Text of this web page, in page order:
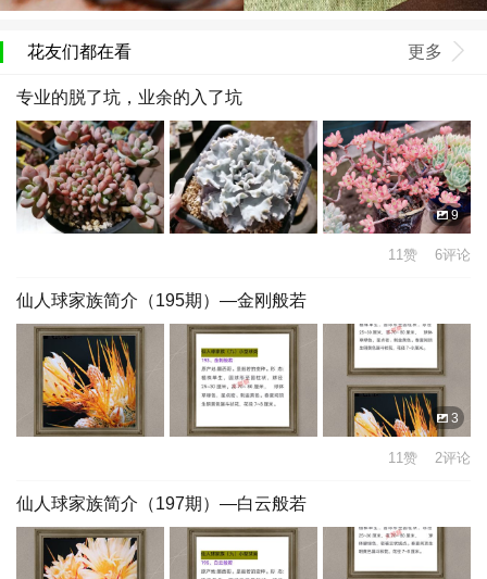
花友们都在看 更多
专业的脱了坑，业余的入了坑
9
11赞 6评论
仙人球家族简介（195期）—金刚般若
3
11赞 2评论
仙人球家族简介（197期）—白云般若